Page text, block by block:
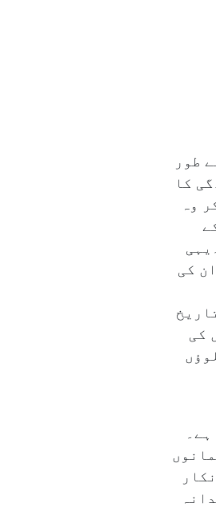
کے طور
کا
وہ
کی
کی
۵؍ مثبت اور ۵؍ منفی پہلوؤں
انکار